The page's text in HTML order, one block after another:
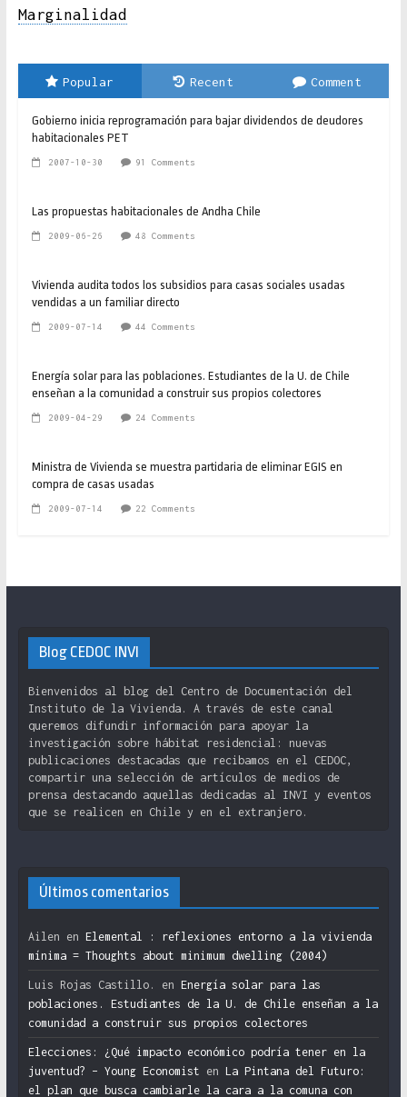
Marginalidad
Popular Recent Comment
Gobierno inicia reprogramación para bajar dividendos de deudores
habitacionales PET
2007-10-30 91 Comments
Las propuestas habitacionales de Andha Chile
2009-06-26 48 Comments
Vivienda audita todos los subsidios para casas sociales usadas
vendidas a un familiar directo
2009-07-14 44 Comments
Energía solar para las poblaciones. Estudiantes de la U. de Chile
enseñan a la comunidad a construir sus propios colectores
2009-04-29 24 Comments
Ministra de Vivienda se muestra partidaria de eliminar EGIS en
compra de casas usadas
2009-07-14 22 Comments
Blog CEDOC INVI
Bienvenidos al blog del Centro de Documentación del
Instituto de la Vivienda. A través de este canal
queremos difundir información para apoyar la
investigación sobre hábitat residencial: nuevas
publicaciones destacadas que recibamos en el CEDOC,
compartir una selección de artículos de medios de
prensa destacando aquellas dedicadas al INVI y eventos
que se realicen en Chile y en el extranjero.
Últimos comentarios
Ailen en Elemental : reflexiones entorno a la vivienda
mínima = Thoughts about minimum dwelling (2004)
Luis Rojas Castillo. en Energía solar para las
poblaciones. Estudiantes de la U. de Chile enseñan a la
comunidad a construir sus propios colectores
Elecciones: ¿Qué impacto económico podría tener en la
juventud? – Young Economist en La Pintana del Futuro:
el plan que busca cambiarle la cara a la comuna con